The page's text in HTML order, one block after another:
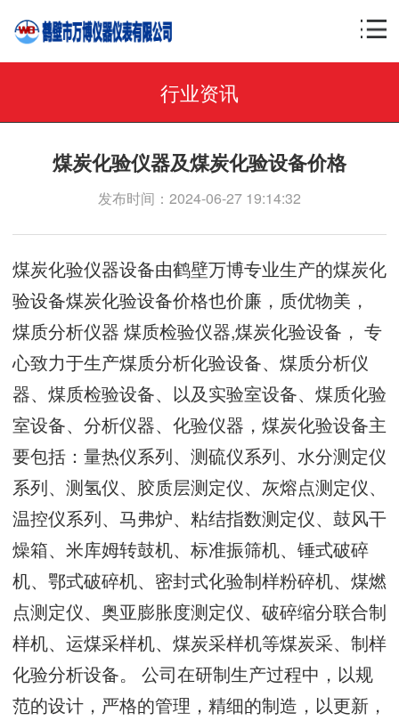
行业资讯
煤炭化验仪器及煤炭化验设备价格
发布时间：2024-06-27 19:14:32
煤炭化验仪器设备由鹤壁万博专业生产的煤炭化
验设备煤炭化验设备价格也价廉，质优物美，
煤质分析仪器 煤质检验仪器,煤炭化验设备， 专
心致力于生产煤质分析化验设备、煤质分析仪
器、煤质检验设备、以及实验室设备、煤质化验
室设备、分析仪器、化验仪器，煤炭化验设备主
要包括：量热仪系列、测硫仪系列、水分测定仪
系列、测氢仪、胶质层测定仪、灰熔点测定仪、
温控仪系列、马弗炉、粘结指数测定仪、鼓风干
燥箱、米库姆转鼓机、标准振筛机、锤式破碎
机、鄂式破碎机、密封式化验制样粉碎机、煤燃
点测定仪、奥亚膨胀度测定仪、破碎缩分联合制
样机、运煤采样机、煤炭采样机等煤炭采、制样
化验分析设备。 公司在研制生产过程中，以规
范的设计，严格的管理，精细的制造，以更新，